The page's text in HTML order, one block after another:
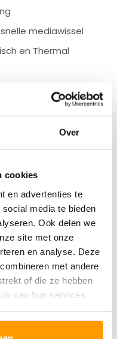
Over
cookies
en advertenties te
media te bieden
Ook delen we
site met onze
en analyse. Deze
met andere
of die ze hebben
van hun services.
mediawissel
en Thermal
Met
keuze voor
moeten kunnen
die makkelijk
Citizen CL-S700III